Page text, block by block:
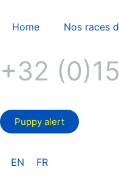
Home Nos races
+32
Puppy alert
EN FR